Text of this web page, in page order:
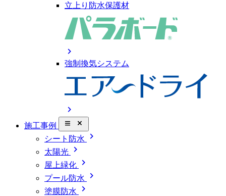
立上り防水保護材
chevron_right
強制換気システム
chevron_right
施工事例 close_small
シート防水 chevron_right
太陽光 chevron_right
屋上緑化 chevron_right
プール防水 chevron_right
塗膜防水 chevron_right